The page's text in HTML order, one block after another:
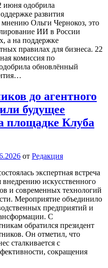
июня одобрила
развития
мнению Ольги Чернокоз, это
ИИ в России
а на поддержке
правилах для бизнеса. 22
комиссия по
обновлённый
до агентного
будущее
площадке Клуба
от Редакция
экспертная встреча
искусственного
и современных технологий
Мероприятие объединило
предприятий и
С
обратился президент
Он отметил, что
сталкивается с
сокращения